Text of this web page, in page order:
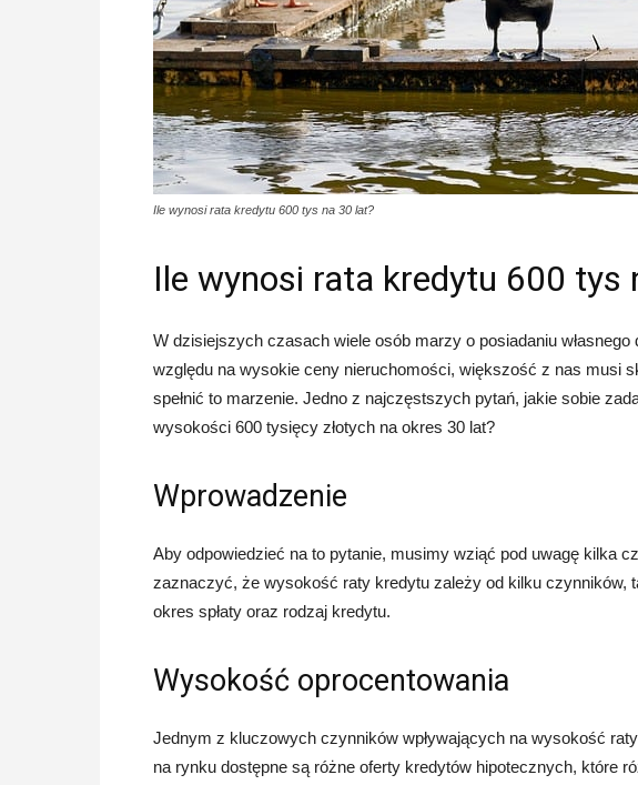
Ile wynosi rata kredytu 600 tys na 30 lat?
Ile wynosi rata kredytu 600 tys
W dzisiejszych czasach wiele osób marzy o posiadaniu
względu na wysokie ceny nieruchomości, większość z nas musi
spełnić to marzenie. Jedno z najczęstszych pytań, jakie sobie
wysokości 600 tysięcy złotych na okres 30 lat?
Wprowadzenie
Aby odpowiedzieć na to pytanie, musimy wziąć pod uwagę kilka
zaznaczyć, że wysokość raty kredytu zależy od kilku czynników,
okres spłaty oraz rodzaj kredytu.
Wysokość oprocentowania
Jednym z kluczowych czynników wpływających na wysokość
na rynku dostępne są różne oferty kredytów hipotecznych, które